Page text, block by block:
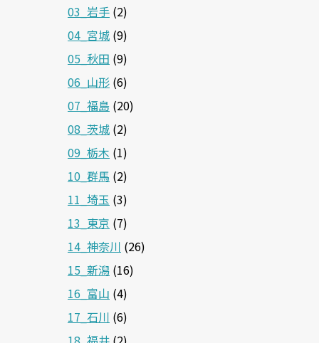
03_岩手 (2)
04_宮城 (9)
05_秋田 (9)
06_山形 (6)
07_福島 (20)
08_茨城 (2)
09_栃木 (1)
10_群馬 (2)
11_埼玉 (3)
13_東京 (7)
14_神奈川 (26)
15_新潟 (16)
16_富山 (4)
17_石川 (6)